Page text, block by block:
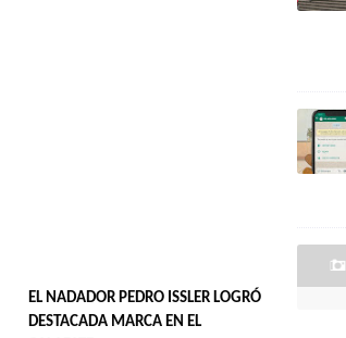
EL NADADOR PEDRO ISSLER LOGRÓ
DESTACADA MARCA EN EL